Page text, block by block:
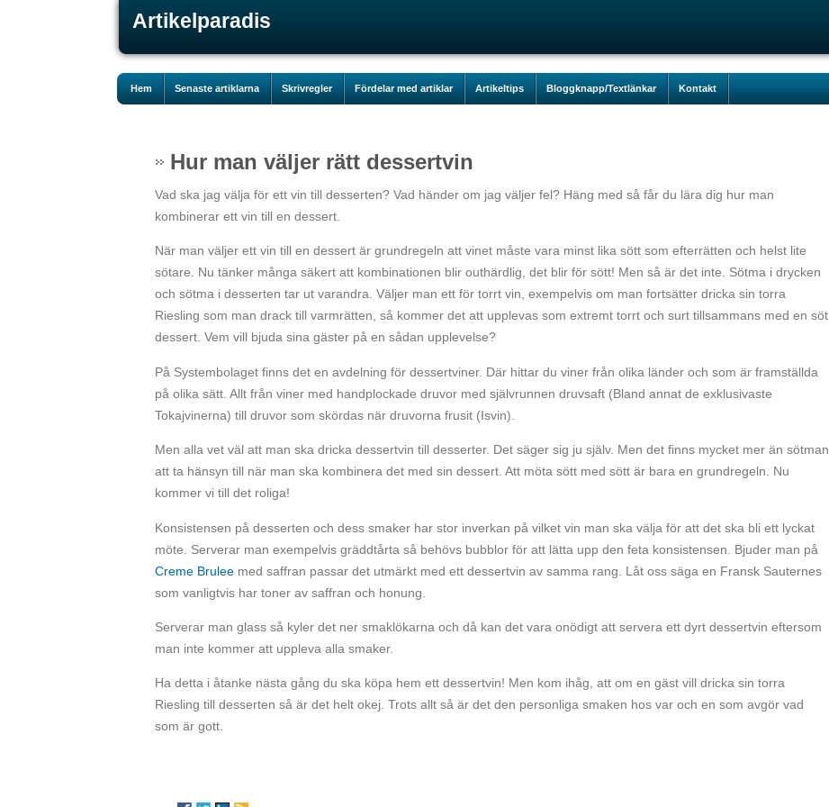
Artikelparadis
Hem Senaste artiklarna Skrivregler Fördelar med artiklar Artikeltips Bloggknapp/Textlänkar Kontakt
Hur man väljer rätt dessertvin
Vad ska jag välja för ett vin till desserten? Vad händer om jag väljer fel? Häng med så får du lära dig hur man
kombinerar ett vin till en dessert.
När man väljer ett vin till en dessert är grundregeln att vinet måste vara minst lika sött som efterrätten och helst lite
sötare. Nu tänker många säkert att kombinationen blir outhärdlig, det blir för sött! Men så är det inte. Sötma i drycken
och sötma i desserten tar ut varandra. Väljer man ett för torrt vin, exempelvis om man fortsätter dricka sin torra
Riesling som man drack till varmrätten, så kommer det att upplevas som extremt torrt och surt tillsammans med en söt
dessert. Vem vill bjuda sina gäster på en sådan upplevelse?
På Systembolaget finns det en avdelning för dessertviner. Där hittar du viner från olika länder och som är framställda
på olika sätt. Allt från viner med handplockade druvor med självrunnen druvsaft (Bland annat de exklusivaste
Tokajvinerna) till druvor som skördas när druvorna frusit (Isvin).
Men alla vet väl att man ska dricka dessertvin till desserter. Det säger sig ju själv. Men det finns mycket mer än sötman
att ta hänsyn till när man ska kombinera det med sin dessert. Att möta sött med sött är bara en grundregeln. Nu
kommer vi till det roliga!
Konsistensen på desserten och dess smaker har stor inverkan på vilket vin man ska välja för att det ska bli ett lyckat
möte. Serverar man exempelvis gräddtårta så behövs bubblor för att lätta upp den feta konsistensen. Bjuder man på
Creme Brulee med saffran passar det utmärkt med ett dessertvin av samma rang. Låt oss säga en Fransk Sauternes
som vanligtvis har toner av saffran och honung.
Serverar man glass så kyler det ner smaklökarna och då kan det vara onödigt att servera ett dyrt dessertvin eftersom
man inte kommer att uppleva alla smaker.
Ha detta i åtanke nästa gång du ska köpa hem ett dessertvin! Men kom ihåg, att om en gäst vill dricka sin torra
Riesling till desserten så är det helt okej. Trots allt så är det den personliga smaken hos var och en som avgör vad
som är gott.